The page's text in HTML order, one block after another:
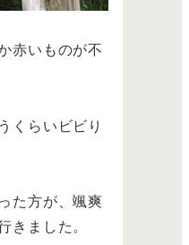
赤いものが不
くらいビビり
た方が、颯爽
きました。